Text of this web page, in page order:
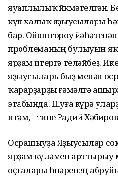
яуаплылыҡ йөкмәтелгән.
күп халыҡ яҙыусылары
бар. Ойоштороу йәһәтенән
проблеманың булыуын
ярҙам итергә теләйбеҙ.
яҙыусыларыбыҙ менән
ҡарарҙарҙы ғәмәлгә
этабында. Шуға күрә
итәм, - тине Радий
Осрашыуҙа Яҙыусылар
ярҙам күләмен арттырыу
оҫталары һөнәренең